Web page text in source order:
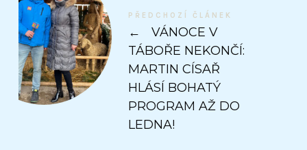
PŘEDCHOZÍ ČLÁNEK
←
VÁNOCE V
TÁBOŘE NEKONČÍ:
MARTIN CÍSAŘ
HLÁSÍ BOHATÝ
PROGRAM AŽ DO
LEDNA!